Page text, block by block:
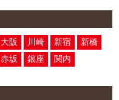
大阪 川崎 新宿
新橋
赤坂 銀座 関内